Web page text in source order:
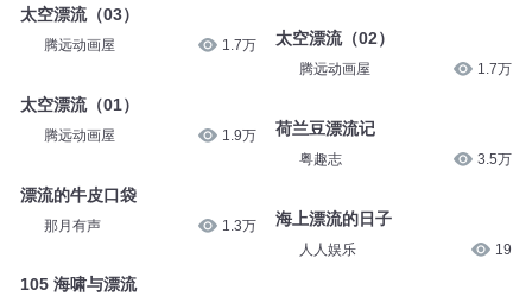
太空漂流（03）
腾远动画屋 1.7万
太空漂流（01）
腾远动画屋 1.9万
漂流的牛皮口袋
那月有声 1.3万
105 海啸与漂流
太空漂流（02）
腾远动画屋 1.7万
荷兰豆漂流记
粤趣志 3.5万
海上漂流的日子
人人娱乐 19